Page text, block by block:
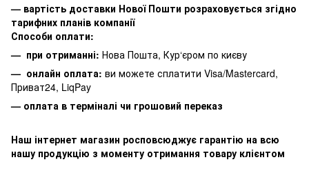
— вартість доставки Нової Пошти розраховується згідно
тарифних планів компанії
Способи оплати:
— при отриманні: Нова Пошта, Кур‘єром по києву
— онлайн оплата: ви можете сплатити Visa/Mastercard,
Приват24, LiqPay
— оплата в терміналі чи грошовий переказ
Наш інтернет магазин росповсюджує гарантію на всю
нашу продукцію з моменту отримання товару клієнтом